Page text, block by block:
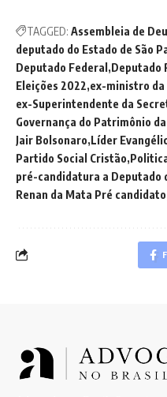
TAGGED: Assembleia de
deputado do Estado de São
Deputado Federal Deputado
Eleições 2022 ex-ministro
ex-Superintendente da
Governança do Patrimônio
Jair Bolsonaro Líder
Partido Social Cristão
pré-candidatura a Deputado
Renan da Mata Pré candidato